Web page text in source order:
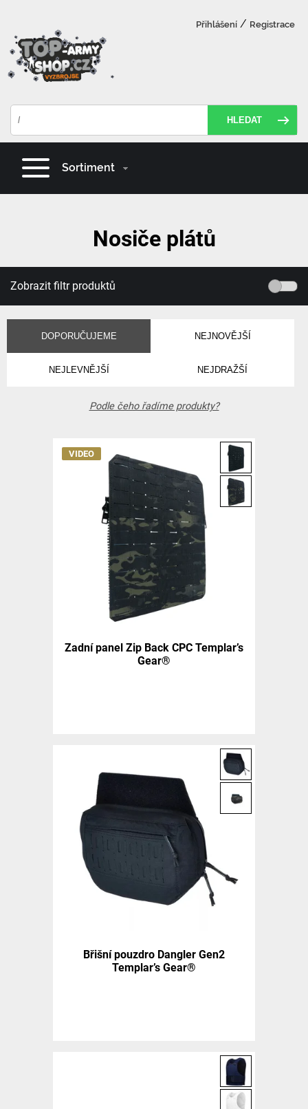
Přihlášení / Registrace
HLEDAT
Sortiment
Nosiče plátů
Zobrazit filtr produktů
DOPORUČUJEME NEJNOVĚJŠÍ
NEJLEVNĚJŠÍ NEJDRAŽŠÍ
Podle čeho řadíme produkty?
VIDEO
Zadní panel Zip Back CPC Templar’s
Gear®
Břišní pouzdro Dangler Gen2
Templar’s Gear®